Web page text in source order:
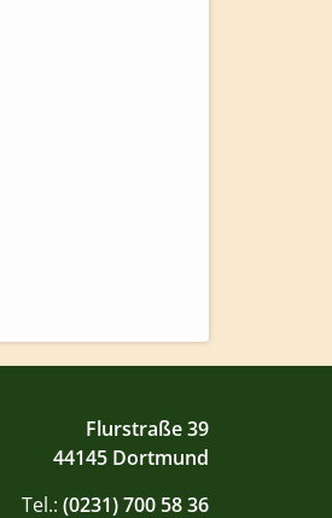
Flurstraße 39
44145 Dortmund
Tel.: (0231) 700 58 36